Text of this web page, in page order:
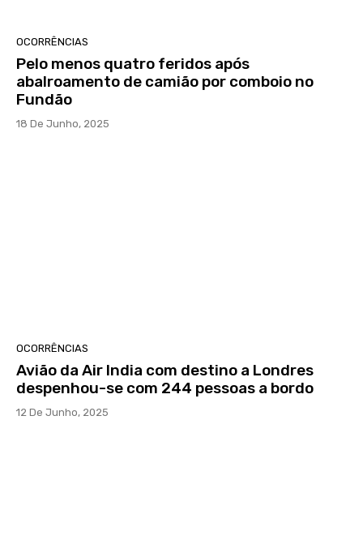
OCORRÊNCIAS
Pelo menos quatro feridos após
abalroamento de camião por comboio no
Fundão
18 De Junho, 2025
OCORRÊNCIAS
Avião da Air India com destino a Londres
despenhou-se com 244 pessoas a bordo
12 De Junho, 2025